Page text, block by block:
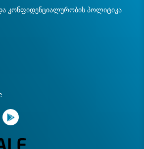
კონფიდენციალურობის პოლიტიკა